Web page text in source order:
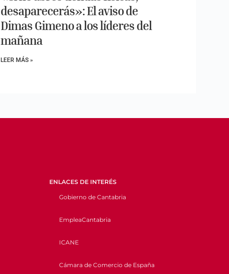
desaparecerás»: El aviso de
Dimas Gimeno a los líderes del
mañana
LEER MÁS »
ENLACES DE INTERÉS
Gobierno de Cantabria
EmpleaCantabria
ICANE
Cámara de Comercio de España